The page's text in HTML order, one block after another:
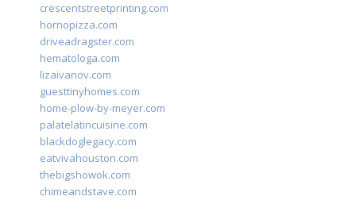
crescentstreetprinting.com
hornopizza.com
driveadragster.com
hematologa.com
lizaivanov.com
guesttinyhomes.com
home-plow-by-meyer.com
palatelatincuisine.com
blackdoglegacy.com
eatvivahouston.com
thebigshowok.com
chimeandstave.com